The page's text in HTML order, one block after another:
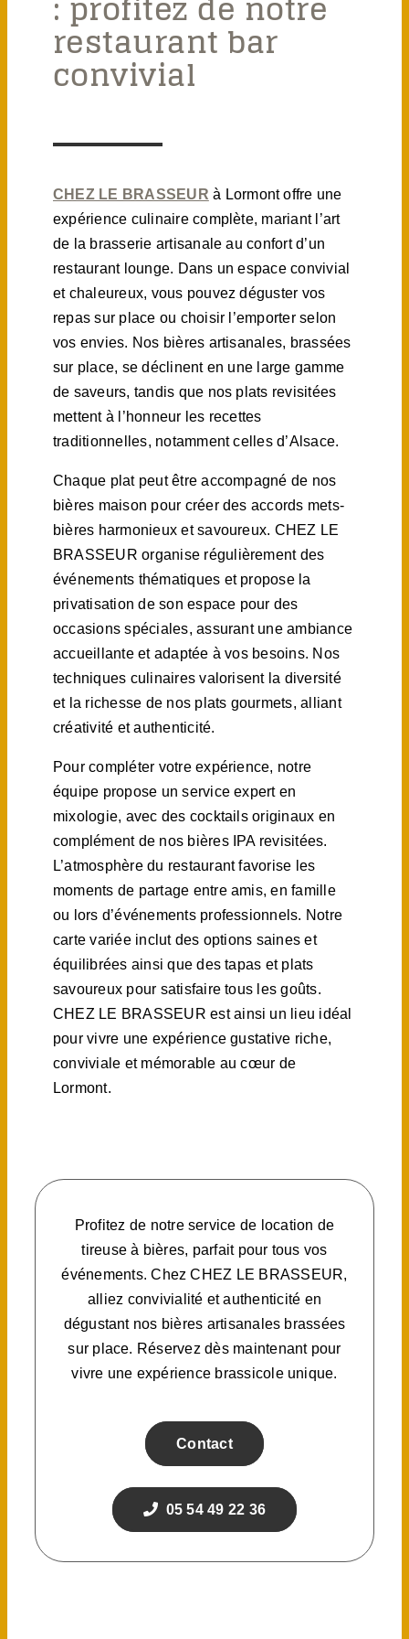
restaurant bar
convivial
CHEZ LE BRASSEUR à Lormont offre une
expérience culinaire complète, mariant l’art
de la brasserie artisanale au confort d’un
restaurant lounge. Dans un espace convivial
et chaleureux, vous pouvez déguster vos
repas sur place ou choisir l’emporter selon
vos envies. Nos bières artisanales, brassées
sur place, se déclinent en une large gamme
de saveurs, tandis que nos plats revisitées
mettent à l’honneur les recettes
traditionnelles, notamment celles d’Alsace.
Chaque plat peut être accompagné de nos
bières maison pour créer des accords mets-
bières harmonieux et savoureux. CHEZ LE
BRASSEUR organise régulièrement des
événements thématiques et propose la
privatisation de son espace pour des
occasions spéciales, assurant une ambiance
accueillante et adaptée à vos besoins. Nos
techniques culinaires valorisent la diversité
et la richesse de nos plats gourmets, alliant
créativité et authenticité.
Pour compléter votre expérience, notre
équipe propose un service expert en
mixologie, avec des cocktails originaux en
complément de nos bières IPA revisitées.
L’atmosphère du restaurant favorise les
moments de partage entre amis, en famille
ou lors d’événements professionnels. Notre
carte variée inclut des options saines et
équilibrées ainsi que des tapas et plats
savoureux pour satisfaire tous les goûts.
CHEZ LE BRASSEUR est ainsi un lieu idéal
pour vivre une expérience gustative riche,
conviviale et mémorable au cœur de
Lormont.
Profitez de notre service de location de
tireuse à bières, parfait pour tous vos
événements. Chez CHEZ LE BRASSEUR,
alliez convivialité et authenticité en
dégustant nos bières artisanales brassées
sur place. Réservez dès maintenant pour
vivre une expérience brassicole unique.
Contact
05 54 49 22 36